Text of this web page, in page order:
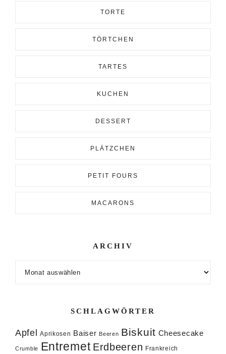
TORTE
TÖRTCHEN
TARTES
KUCHEN
DESSERT
PLÄTZCHEN
PETIT FOURS
MACARONS
ARCHIV
SCHLAGWÖRTER
Apfel Aprikosen Baiser Beeren Biskuit Cheesecake
Crumble Entremet Erdbeeren Frankreich